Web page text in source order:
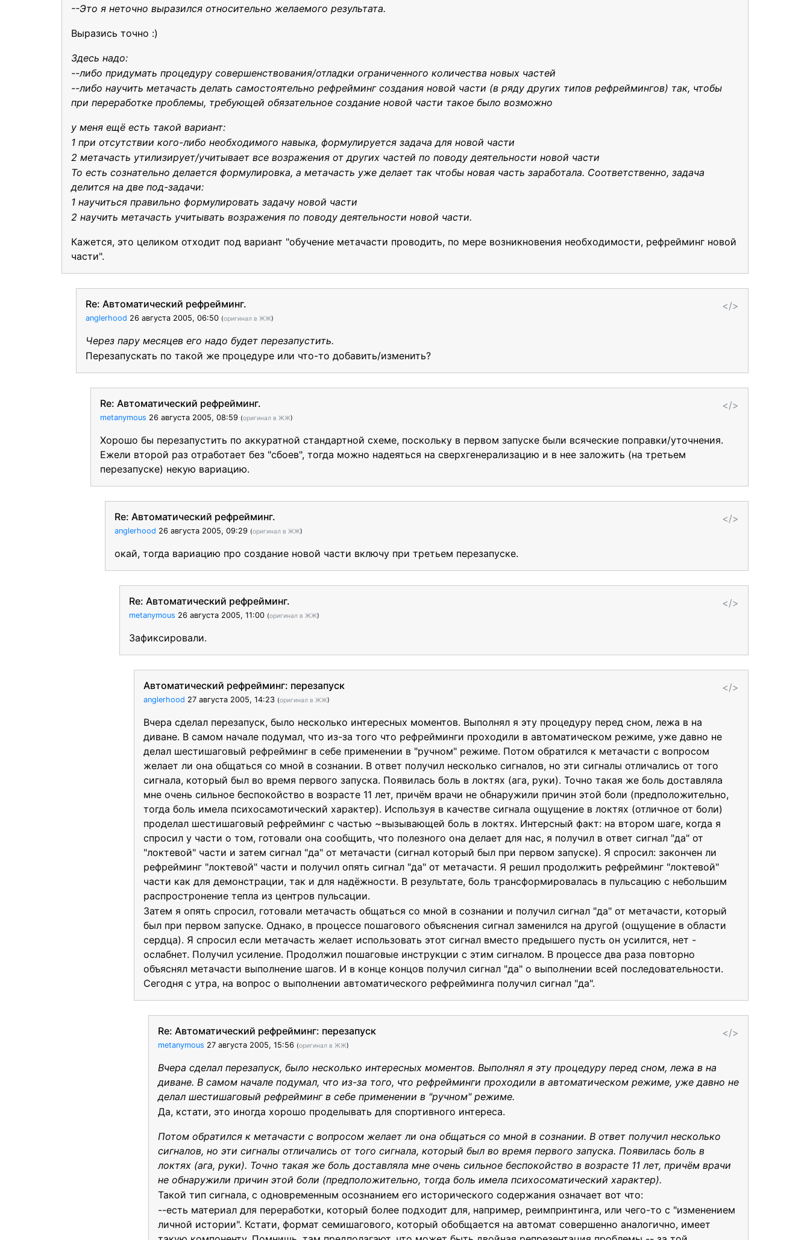
--Это я неточно выразился относительно желаемого результата.
Выразись точно :)
Здесь надо:
--либо придумать процедуру совершенствования/отладки ограниченного количества новых частей
--либо научить метачасть делать самостоятельно рефрейминг создания новой части (в ряду других типов рефреймингов) так, чтобы
при переработке проблемы, требующей обязательное создание новой части такое было возможно
у меня ещё есть такой вариант:
1 при отсутствии кого-либо необходимого навыка, формулируется задача для новой части
2 метачасть утилизирует/учитывает все возражения от других частей по поводу деятельности новой части
То есть сознательно делается формулировка, а метачасть уже делает так чтобы новая часть заработала. Соответственно, задача
делится на две под-задачи:
1 научиться правильно формулировать задачу новой части
2 научить метачасть учитывать возражения по поводу деятельности новой части.
Кажется, это целиком отходит под вариант "обучение метачасти проводить, по мере возникновения необходимости, рефрейминг новой
части".
</>
Re: Автоматический рефрейминг.
anglerhood 26 августа 2005, 06:50 (оригинал в ЖЖ)
Через пару месяцев его надо будет перезапустить.
Перезапускать по такой же процедуре или что-то добавить/изменить?
</>
Re: Автоматический рефрейминг.
metanymous 26 августа 2005, 08:59 (оригинал в ЖЖ)
Хорошо бы перезапустить по аккуратной стандартной схеме, поскольку в первом запуске были всяческие поправки/уточнения.
Ежели второй раз отработает без "сбоев", тогда можно надеяться на сверхгенерализацию и в нее заложить (на третьем
перезапуске) некую вариацию.
</>
Re: Автоматический рефрейминг.
anglerhood 26 августа 2005, 09:29 (оригинал в ЖЖ)
окай, тогда вариацию про создание новой части включу при третьем перезапуске.
</>
Re: Автоматический рефрейминг.
metanymous 26 августа 2005, 11:00 (оригинал в ЖЖ)
Зафиксировали.
</>
Автоматический рефрейминг: перезапуск
anglerhood 27 августа 2005, 14:23 (оригинал в ЖЖ)
Вчера сделал перезапуск, было несколько интересных моментов. Выполнял я эту процедуру перед сном, лежа в на
диване. В самом начале подумал, что из-за того что рефрейминги проходили в автоматическом режиме, уже давно не
делал шестишаговый рефрейминг в себе применении в "ручном" режиме. Потом обратился к метачасти с вопросом
желает ли она общаться со мной в сознании. В ответ получил несколько сигналов, но эти сигналы отличались от того
сигнала, который был во время первого запуска. Появилась боль в локтях (ага, руки). Точно такая же боль доставляла
мне очень сильное беспокойство в возрасте 11 лет, причём врачи не обнаружили причин этой боли (предположительно,
тогда боль имела психосамотический характер). Используя в качестве сигнала ощущение в локтях (отличное от боли)
проделал шестишаговый рефрейминг с частью ~вызывающей боль в локтях. Интерсный факт: на втором шаге, когда я
спросил у части о том, готовали она сообщить, что полезного она делает для нас, я получил в ответ сигнал "да" от
"локтевой" части и затем сигнал "да" от метачасти (сигнал который был при первом запуске). Я спросил: закончен ли
рефрейминг "локтевой" части и получил опять сигнал "да" от метачасти. Я решил продолжить рефрейминг "локтевой"
части как для демонстрации, так и для надёжности. В результате, боль трансформировалась в пульсацию с небольшим
распростронение тепла из центров пульсации.
Затем я опять спросил, готовали метачасть общаться со мной в сознании и получил сигнал "да" от метачасти, который
был при первом запуске. Однако, в процессе пошагового объяснения сигнал заменился на другой (ощущение в области
сердца). Я спросил если метачасть желает использовать этот сигнал вместо предышего пусть он усилится, нет -
ослабнет. Получил усиление. Продолжил пошаговые инструкции с этим сигналом. В процессе два раза повторно
объяснял метачасти выполнение шагов. И в конце концов получил сигнал "да" о выполнении всей последовательности.
Сегодня с утра, на вопрос о выполнении автоматического рефрейминга получил сигнал "да".
</>
Re: Автоматический рефрейминг: перезапуск
metanymous 27 августа 2005, 15:56 (оригинал в ЖЖ)
Вчера сделал перезапуск, было несколько интересных моментов. Выполнял я эту процедуру перед сном, лежа в на
диване. В самом начале подумал, что из-за того, что рефрейминги проходили в автоматическом режиме, уже давно не
делал шестишаговый рефрейминг в себе применении в "ручном" режиме.
Да, кстати, это иногда хорошо проделывать для спортивного интереса.
Потом обратился к метачасти с вопросом желает ли она общаться со мной в сознании. В ответ получил несколько
сигналов, но эти сигналы отличались от того сигнала, который был во время первого запуска. Появилась боль в
локтях (ага, руки). Точно такая же боль доставляла мне очень сильное беспокойство в возрасте 11 лет, причём врачи
не обнаружили причин этой боли (предположительно, тогда боль имела психосоматический характер).
Такой тип сигнала, с одновременным осознанием его исторического содержания означает вот что:
--есть материал для переработки, который более подходит для, например, реимпринтинга, или чего-то с "изменением
личной истории". Кстати, формат семишагового, который обобщается на автомат совершенно аналогично, имеет